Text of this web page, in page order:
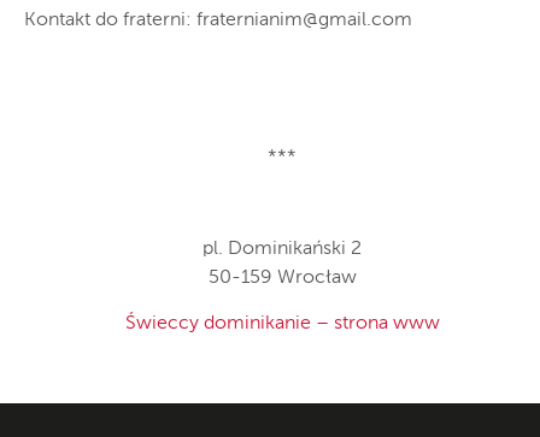
Kontakt do fraterni: fraternianim@gmail.com
***
pl. Dominikański 2
50-159 Wrocław
Świeccy dominikanie – strona www